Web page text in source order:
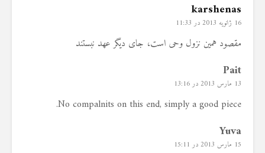
karshenas
16 ژانویه 2013 در 11:33
مقصود همین نزول وحی است، جای دیگر عهد نبستند
Pait
13 مارس 2013 در 13:16
No compalnits on this end, simply a good piece.
Yuva
15 مارس 2013 در 15:11